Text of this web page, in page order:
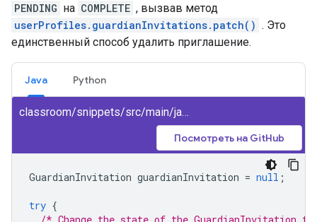
PENDING на COMPLETE , вызвав метод
userProfiles.guardianInvitations.patch() . Это
единственный способ удалить приглашение.
Java Python
classroom/snippets/src/main/java/CancelGuardianInvitation.java
Посмотреть на GitHub
GuardianInvitation guardianInvitation = null ;
try {
/* Change the state of the GuardianInvitation from